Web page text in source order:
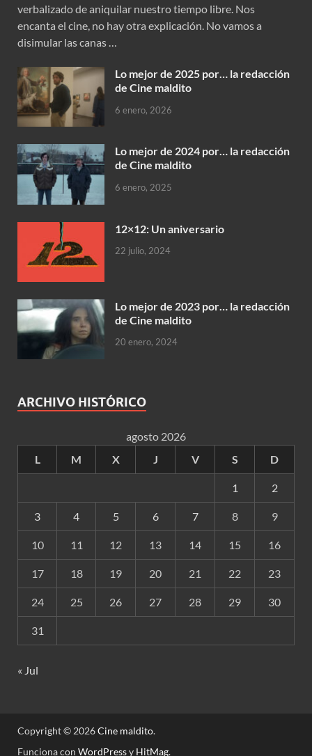
verbalizado de aniquilar nuestro tiempo libre. Nos
encanta el cine, no hay otra explicación. No vamos a
disimular las canas …
Lo mejor de 2025 por… la redacción
de Cine maldito
6 enero, 2026
Lo mejor de 2024 por… la redacción
de Cine maldito
6 enero, 2025
12×12: Un aniversario
22 julio, 2024
Lo mejor de 2023 por… la redacción
de Cine maldito
20 enero, 2024
ARCHIVO HISTÓRICO
agosto 2026
L
M X J V S D
1 2
3 4 5 6 7 8 9
10 11 12 13 14 15 16
17 18 19 20 21 22 23
24 25 26 27 28 29 30
31
« Jul
Copyright © 2026Cine maldito.
Funciona con WordPressy HitMag.